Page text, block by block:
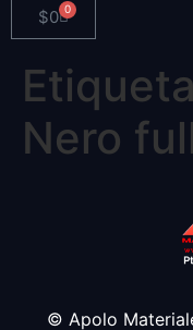
$0 0
Nero
© Apolo